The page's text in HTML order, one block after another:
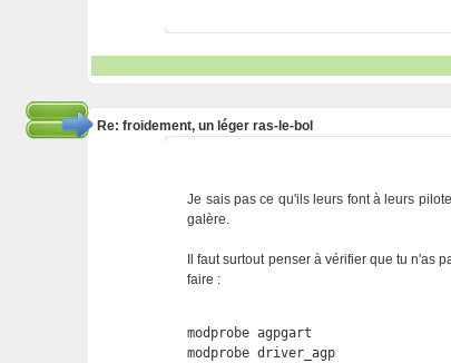
Re: froidement, un léger ras-le-bol
Je sais pas ce qu'ils leurs font à leurs
galère.
Il faut surtout penser à vérifier que tu n'as
faire :
modprobe agpgart
modprobe driver_agp